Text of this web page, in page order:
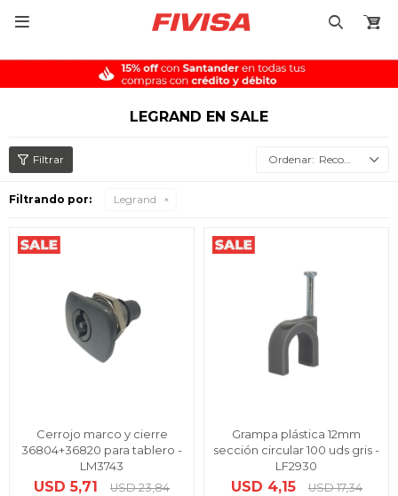

LEGRAND EN SALE
Recomendados
Filtrando por: Legrand
Cerrojo marco y cierre
36804+36820 para tablero -
LM3743
USD 5,71 USD 23,84
Grampa plástica 12mm
sección circular 100 uds gris -
LF2930
USD 4,15 USD 17,34